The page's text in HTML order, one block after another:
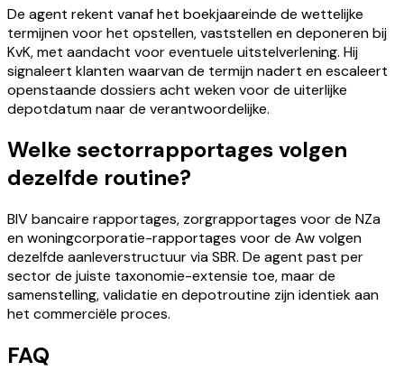
De agent rekent vanaf het boekjaareinde de wettelijke
termijnen voor het opstellen, vaststellen en deponeren bij
KvK, met aandacht voor eventuele uitstelverlening. Hij
signaleert klanten waarvan de termijn nadert en escaleert
openstaande dossiers acht weken voor de uiterlijke
depotdatum naar de verantwoordelijke.
Welke sectorrapportages volgen
dezelfde routine?
BIV bancaire rapportages, zorgrapportages voor de NZa
en woningcorporatie-rapportages voor de Aw volgen
dezelfde aanleverstructuur via SBR. De agent past per
sector de juiste taxonomie-extensie toe, maar de
samenstelling, validatie en depotroutine zijn identiek aan
het commerciële proces.
FAQ